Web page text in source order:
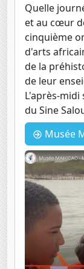
Quelle
et au cœur
cinquième
d'arts
de la
de leur
L'après-
du Sine
Musée